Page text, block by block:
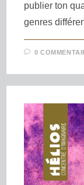
publier ton
genres
0